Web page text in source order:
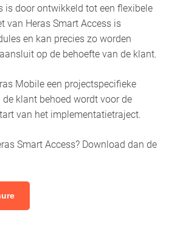
is door ontwikkeld tot een flexibele
van Heras Smart Access is
en kan precies zo worden
op de behoefte van de klant.
Mobile een projectspecifieke
klant behoed wordt voor de
van het implementatietraject.
Smart Access? Download dan de